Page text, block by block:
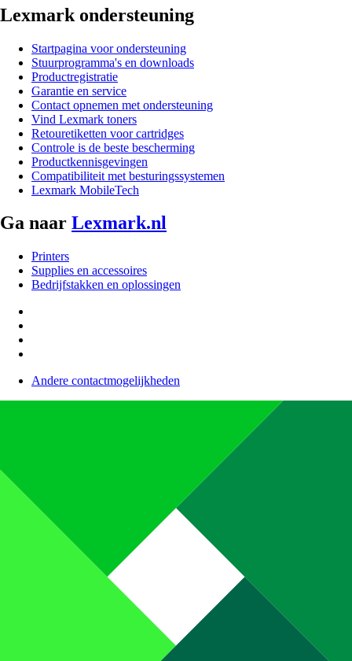
Lexmark ondersteuning
Startpagina voor ondersteuning
Stuurprogramma's en downloads
Productregistratie
Garantie en service
Contact opnemen met ondersteuning
Vind Lexmark toners
Retouretiketten voor cartridges
Controle is de beste bescherming
Productkennisgevingen
Compatibiliteit met besturingssystemen
Lexmark MobileTech
Ga naar Lexmark.nl
Printers
Supplies en accessoires
Bedrijfstakken en oplossingen
Andere contactmogelijkheden